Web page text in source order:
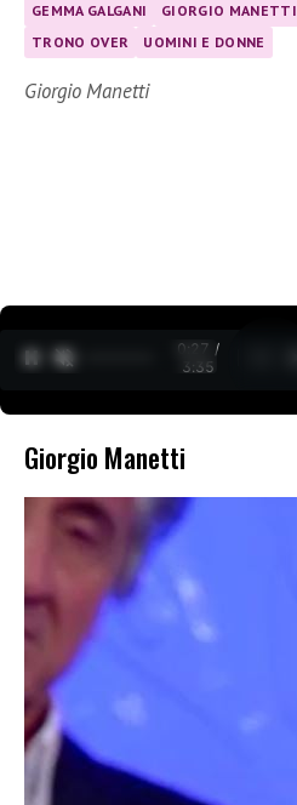
GEMMA GALGANI GIORGIO MANETTI
TRONO OVER
UOMINI E DONNE
Giorgio Manetti
0:27 /
3:35
Giorgio Manetti